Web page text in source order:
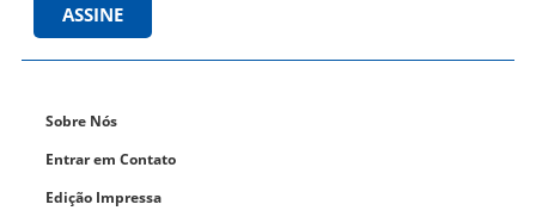
ASSINE
Sobre Nós
Entrar em Contato
Edição Impressa